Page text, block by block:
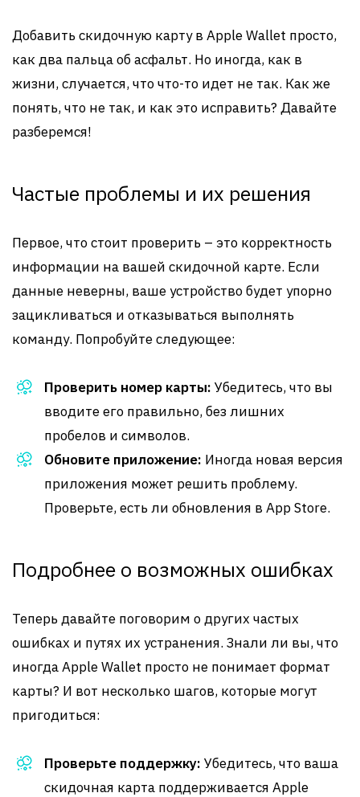
Добавить скидочную карту в Apple Wallet просто,
как два пальца об асфальт. Но иногда, как в
жизни, случается, что что-то идет не так. Как же
понять, что не так, и как это исправить? Давайте
разберемся!
Частые проблемы и их решения
Первое, что стоит проверить – это корректность
информации на вашей скидочной карте. Если
данные неверны, ваше устройство будет упорно
зацикливаться и отказываться выполнять
команду. Попробуйте следующее:
Проверить номер карты: Убедитесь, что вы
вводите его правильно, без лишних
пробелов и символов.
Обновите приложение: Иногда новая версия
приложения может решить проблему.
Проверьте, есть ли обновления в App Store.
Подробнее о возможных ошибках
Теперь давайте поговорим о других частых
ошибках и путях их устранения. Знали ли вы, что
иногда Apple Wallet просто не понимает формат
карты? И вот несколько шагов, которые могут
пригодиться:
Проверьте поддержку: Убедитесь, что ваша
скидочная карта поддерживается Apple